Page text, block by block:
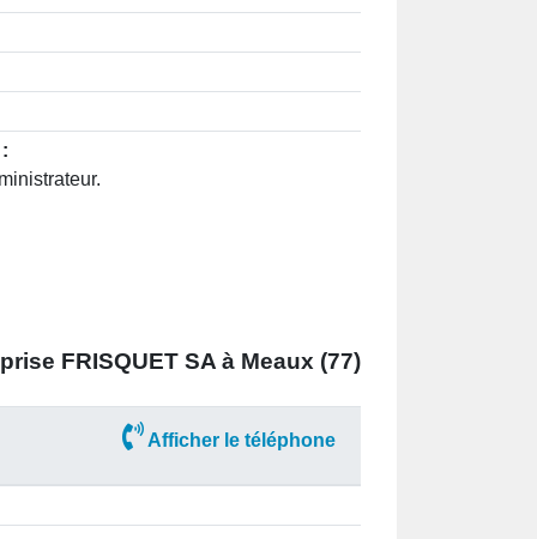
FRISQUET SA à Meaux (77)
Afficher le téléphone